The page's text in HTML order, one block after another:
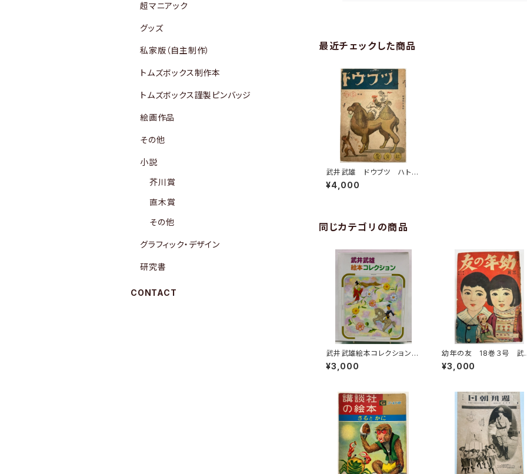
最近チェックした商品
武井武雄 ドウブツ ハト特
輯 野邉地天馬案 昭和22
年（1947） 愛育社
¥4,000
同じカテゴリの商品
武井武雄絵本コレクション
５冊セット 箱入り 2014
年 フレーベル館
¥3,000
幼年の友 18巻３号 武
武雄、山口将吉郎、松山文
など 大正15年 実業之
¥3,000
超マニアック
グッズ
私家版（自主制作）
トムズボックス制作本
トムズボックス謹製ピンバッジ
絵画作品
その他
小説
芥川賞
直木賞
その他
グラフィック・デザイン
研究書
CONTACT